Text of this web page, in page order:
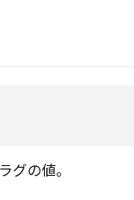
グの値。